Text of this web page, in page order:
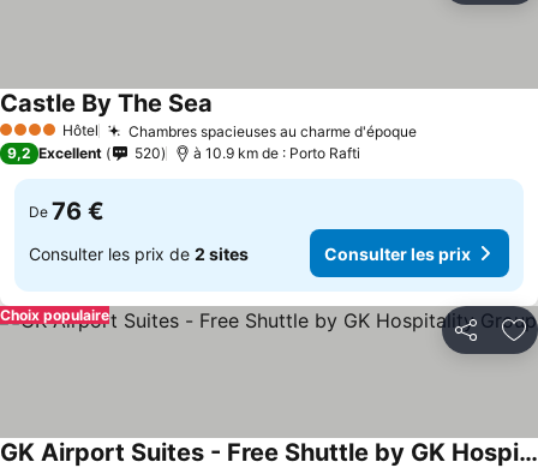
4 Étoiles Hôtel Chambres spacieuses au charme d'époque
Castle By The Sea
9,2 Excellent 520 à 10.9 km de : Porto Rafti
De 76 €
Consulter les prix de 2 sites Consulter les prix
Partager
Choix populaire
GK Airport Suites - Free Shuttle by GK Hospitality Group